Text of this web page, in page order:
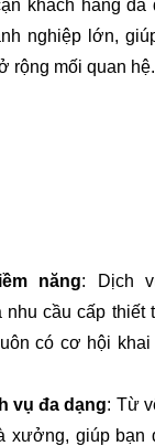
khách hàng đa
nghiệp lớn,
rộng mối quan hệ.
năng: Dịch
nhu cầu cấp thiết
có cơ hội khai
vụ đa dạng: Từ
xưởng, giúp bạn